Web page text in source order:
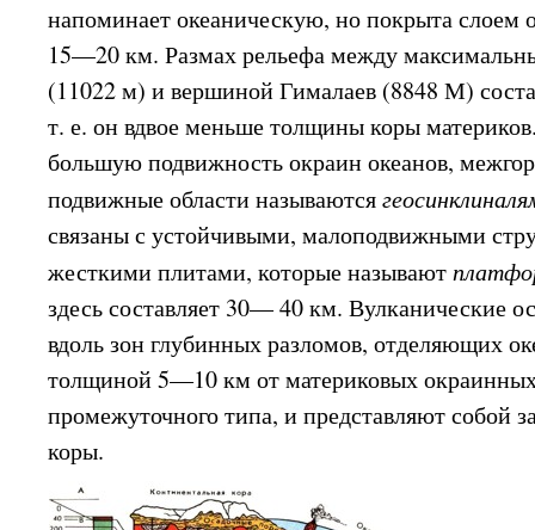
напоминает океаническую, но покрыта слоем
15—20 км. Размах рельефа между
(11022 м) и вершиной Гималаев (8848 М)
т. е. он вдвое меньше толщины коры
большую подвижность окраин океанов,
подвижные области называются
связаны с устойчивыми, малоподвижными
жесткими плитами, которые называют
здесь составляет 30— 40 км. Вулканические
вдоль зон глубинных разломов, отделяющих
толщиной 5—10 км от материковых
промежуточного типа, и представляют собой
коры.